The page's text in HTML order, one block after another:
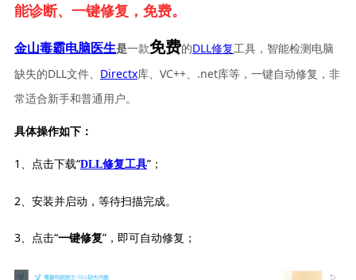
能诊断、一键修复，免费。
金山毒霸电脑医生是一款免费的DLL修复工具，智能检测电脑
缺失的DLL文件、 Directx库、VC++、.net库等，一键自动修复，非
常适合新手和普通用户。
具体操作如下：
1、点击下载“DLL修复工具”；
2、安装并启动，等待扫描完成。
3、点击“一键修复”，即可自动修复；